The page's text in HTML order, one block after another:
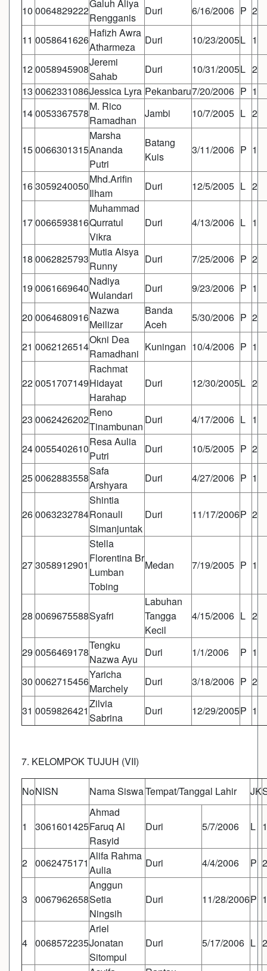
10 0064829222
Galuh Aliya
Rengganis
Duri 6/16/2006 P 2
11 0058641626
Hafizh Awra
Atharmeza
Duri 10/23/2005L 1
120058945908
Jeremi
Sahab
Duri 10/31/2005L 2
13 0062331086Jessica Lyra Pekanbaru7/20/2006 P 1
140053367578
M. Rico
Ramadhan
Jambi 10/7/2005 L 2
150066301315
Marsha
Ananda
Putri
Batang
Kuis
3/11/2006 P 1
163059240050
Mhd.Arifin
Ilham
Duri 12/5/2005 L 2
170066593816
Muhammad
Qurratul
Vikra
Duri 4/13/2006 L 1
18 0062825793
Mutia Aisya
Runny
Duri 7/25/2006 P 2
19 0061669640
Nadiya
Wulandari
Duri 9/23/2006 P 1
20 0064680916
Nazwa
Meilizar
Banda
Aceh
5/30/2006 P 2
21 0062126514
Okni Dea
Ramadhani
Kuningan 10/4/2006 P 1
220051707149
Rachmat
Hidayat
Harahap
Duri 12/30/2005L 2
23 0062426202
Reno
Tinambunan
Duri 4/17/2006 L 1
240055402610
Resa Aulia
Putri
Duri 10/5/2005 P 2
250062883558
Safa
Arshyara
Duri 4/27/2006 P 1
260063232784
Shintia
Ronauli
Simanjuntak
Duri 11/17/2006P 2
273058912901
Stella
Florentina Br
Lumban
Tobing
Medan 7/19/2005 P 1
28 0069675588Syafri
Labuhan
Tangga
Kecil
4/15/2006 L 2
29 0056469178
Tengku
Nazwa Ayu
Duri 1/1/2006 P 1
30 0062715456
Yaricha
Marchely
Duri 3/18/2006 P 2
31 0059826421
Zilvia
Sabrina
Duri 12/29/2005P 1
7. KELOMPOK TUJUH (VII)
NoNISN Nama SiswaTempat/Tanggal Lahir JK
1 3061601425
Ahmad
Faruq Al
Rasyid
Duri 5/7/2006 L 1
2 0062475171
Alifa Rahma
Aulia
Duri 4/4/2006 P 2
3 0067962658
Anggun
Setia
Ningsih
Duri 11/28/2006P 1
4 0068572235
Ariel
Jonatan
Sitompul
Duri 5/17/2006 L 2